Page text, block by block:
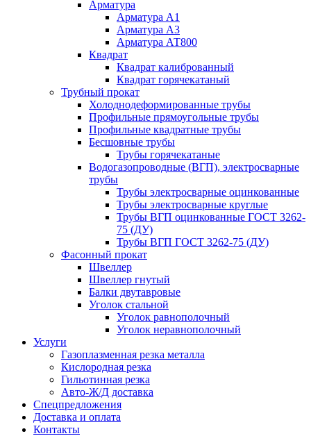
Арматура
Арматура А1
Арматура А3
Арматура АТ800
Квадрат
Квадрат калиброванный
Квадрат горячекатаный
Трубный прокат
Холоднодеформированные трубы
Профильные прямоугольные трубы
Профильные квадратные трубы
Бесшовные трубы
Трубы горячекатаные
Водогазопроводные (ВГП), электросварные
трубы
Трубы электросварные оцинкованные
Трубы электросварные круглые
Трубы ВГП оцинкованные ГОСТ 3262-
75 (ДУ)
Трубы ВГП ГОСТ 3262-75 (ДУ)
Фасонный прокат
Швеллер
Швеллер гнутый
Балки двутавровые
Уголок стальной
Уголок равнополочный
Уголок неравнополочный
Услуги
Газоплазменная резка металла
Кислородная резка
Гильотинная резка
Авто-Ж/Д доставка
Спецпредложения
Доставка и оплата
Контакты